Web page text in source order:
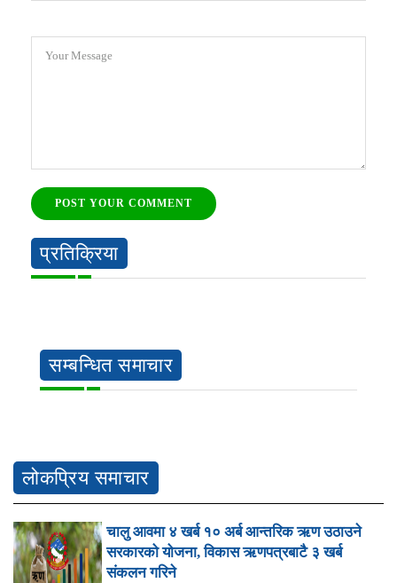
Your Message
POST YOUR COMMENT
प्रतिक्रिया
सम्बन्धित समाचार
लोकप्रिय समाचार
चालु आवमा ४ खर्ब १० अर्ब आन्तरिक ऋण उठाउने
सरकारको योजना, विकास ऋणपत्रबाटै ३ खर्ब
संकलन गरिने